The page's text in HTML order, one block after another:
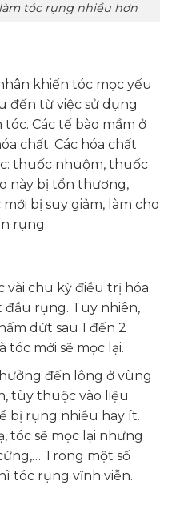
tóc rụng nhiều hơn
khiến tóc mọc yếu
đến từ việc sử dụng
Các tế bào mầm ở
chất. Các hóa chất
thuốc nhuộm, thuốc
này bị tổn thương,
bị suy giảm, làm cho
rụng.
vài chu kỳ điều trị hóa
đầu rụng. Tuy nhiên,
dứt sau 1 đến 2
mới sẽ mọc lại.
đến lông ở vùng
tùy thuộc vào liệu
bị rụng nhiều hay ít.
tóc sẽ mọc lại nhưng
Trong một số
tóc rụng vĩnh viễn.